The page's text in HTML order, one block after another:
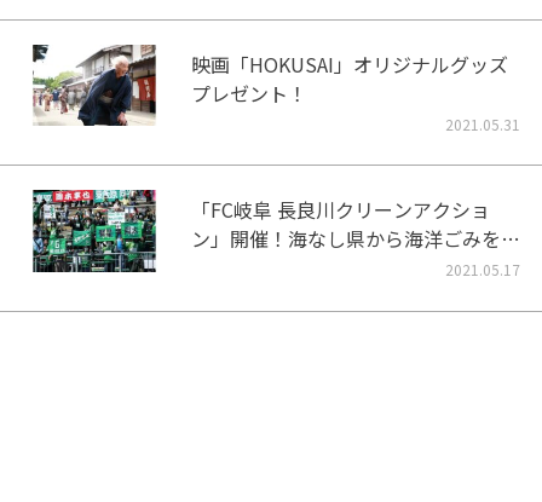
映画「HOKUSAI」オリジナルグッズ
プレゼント！
2021.05.31
「FC岐阜 長良川クリーンアクショ
ン」開催！海なし県から海洋ごみをな
2021.05.17